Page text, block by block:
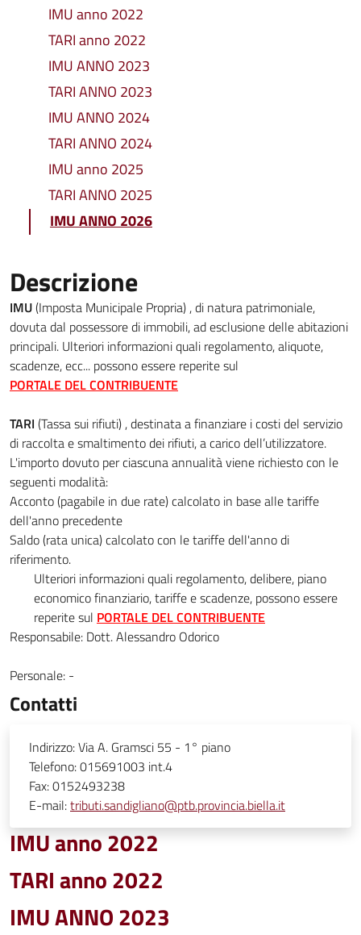
IMU anno 2022
TARI anno 2022
IMU ANNO 2023
TARI ANNO 2023
IMU ANNO 2024
TARI ANNO 2024
IMU anno 2025
TARI ANNO 2025
IMU ANNO 2026
Descrizione
IMU(Imposta Municipale Propria) , di natura patrimoniale,
dovuta dal possessore di immobili, ad esclusione delle abitazioni
principali. Ulteriori informazioni quali regolamento, aliquote,
scadenze, ecc... possono essere reperite sul
PORTALE DEL CONTRIBUENTE
TARI (Tassa sui rifiuti) , destinata a finanziare i costi del servizio
di raccolta e smaltimento dei rifiuti, a carico dell’utilizzatore.
L'importo dovuto per ciascuna annualità viene richiesto con le
seguenti modalità:
Acconto (pagabile in due rate) calcolato in base alle tariffe
dell'anno precedente
Saldo (rata unica) calcolato con le tariffe dell'anno di
riferimento.
Ulteriori informazioni quali regolamento, delibere, piano
economico finanziario, tariffe e scadenze, possono essere
reperite sul PORTALE DEL CONTRIBUENTE
Responsabile: Dott. Alessandro Odorico
Personale: -
Contatti
Indirizzo:Via A. Gramsci 55 - 1° piano
Telefono:015691003 int.4
Fax:0152493238
E-mail:tributi.sandigliano@ptb.provincia.biella.it
IMU anno 2022
TARI anno 2022
IMU ANNO 2023